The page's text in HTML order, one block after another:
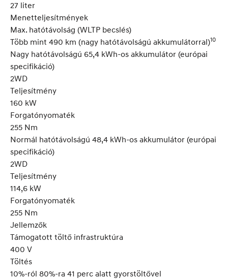
27 liter
Menetteljesítmények
Max. hatótávolság (WLTP becslés)
Több mint 490 km (nagy hatótávolságú akkumulátorral)10
Nagy hatótávolságú 65,4 kWh-os akkumulátor (európai
specifikáció)
2WD
Teljesítmény
160 kW
Forgatónyomaték
255 Nm
Normál hatótávolságú 48,4 kWh-os akkumulátor (európai
specifikáció)
2WD
Teljesítmény
114,6 kW
Forgatónyomaték
255 Nm
Jellemzők
Támogatott töltő infrastruktúra
400 V
Töltés
10%-ról 80%-ra 41 perc alatt gyorstöltővel